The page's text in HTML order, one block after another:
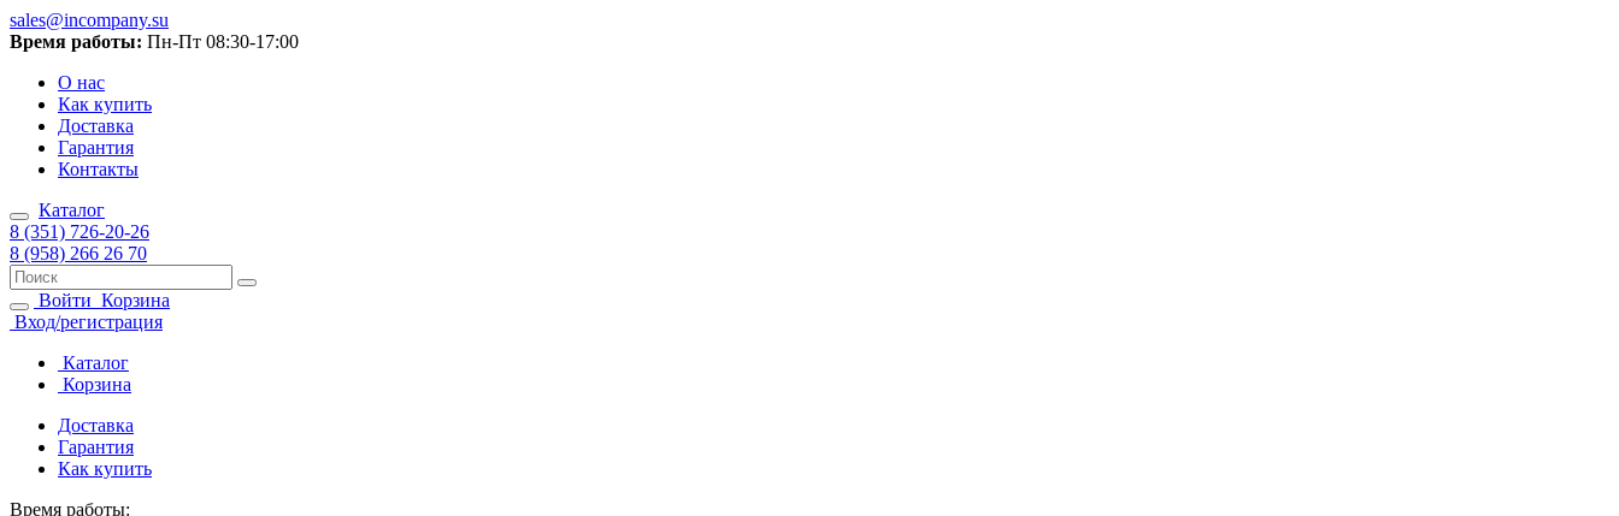
sales@incompany.su
Время работы: Пн-Пт 08:30-17:00
О нас
Как купить
Доставка
Гарантия
Контакты
Каталог
8 (351) 726-20-26
8 (958) 266 26 70
Войти Корзина
Вход/регистрация
Каталог
Корзина
Доставка
Гарантия
Как купить
Время работы: